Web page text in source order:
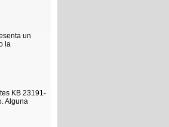
un
la
KB 23191-
Alguna